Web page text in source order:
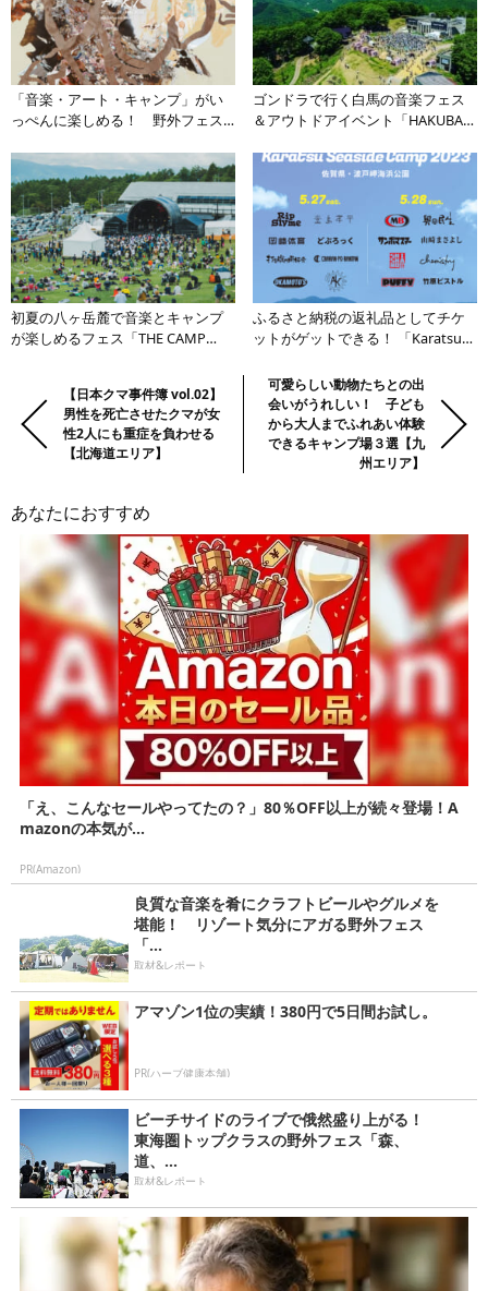
「音楽・アート・キャンプ」がい
っぺんに楽しめる！ 野外フェス
開催【2023年5月27日・28日】
ゴンドラで行く白馬の音楽フェス
＆アウトドアイベント「HAKUBA
しよう！【2023年5月20日～28日開
催】
初夏の八ヶ岳麓で音楽とキャンプ
が楽しめるフェス「THE CAMP
ふるさと納税の返礼品としてチケ
ットがゲットできる！ 「Karatsu
春キャンはじめ【5月27・28日】
の
の
Previous:【日本クマ事件簿 vol.02】
男性を死亡させたクマが女
性2人にも重症を負わせる
【北海道エリア】
Next:可愛らしい動物たちとの出
会いがうれしい！ 子ども
から大人までふれあい体験
できるキャンプ場３選【九
州エリア】
あなたにおすすめ
「え、こんなセールやってたの？」80％OFF以上が続々登場！A
mazonの本気が...
PR(Amazon)
良質な音楽を肴にクラフトビールやグルメを
堪能！ リゾート気分にアガる野外フェス
「...
取材&レポート
アマゾン1位の実績！380円で5日間お試し。
PR(ハーブ健康本舗)
ビーチサイドのライブで俄然盛り上がる！
東海圏トップクラスの野外フェス「森、
道、...
取材&レポート